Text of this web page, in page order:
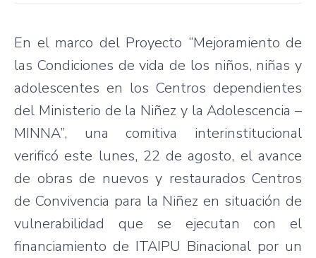
En el marco del Proyecto “Mejoramiento de
las Condiciones de vida de los niños, niñas y
adolescentes en los Centros dependientes
del Ministerio de la Niñez y la Adolescencia –
MINNA”, una comitiva interinstitucional
verificó este lunes, 22 de agosto, el avance
de obras de nuevos y restaurados Centros
de Convivencia para la Niñez en situación de
vulnerabilidad que se ejecutan con el
financiamiento de ITAIPU Binacional por un